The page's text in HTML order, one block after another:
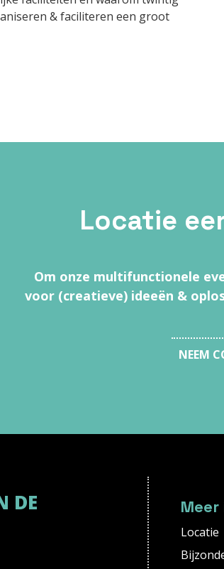
& faciliteren een groot
Locatie
Om onze multifunctionele
voor (creatieve) ideeën &
NEEM
DE
Locatie